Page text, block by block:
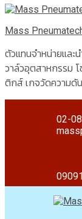
Mass
ตัวแทนจำหน่ายและ
วาล์วอุตสาหกรรม
ติกส์ เกจวัดความดั
02-